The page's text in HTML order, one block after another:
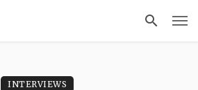
INTERVIEWS